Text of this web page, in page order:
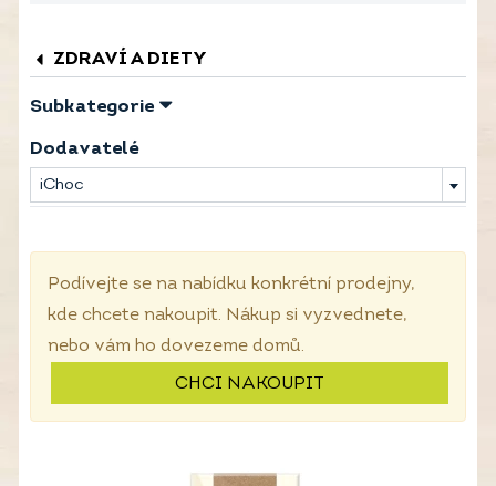
ZDRAVÍ A DIETY
Subkategorie
Dodavatelé
iChoc
Podívejte se na nabídku konkrétní prodejny,
kde chcete nakoupit. Nákup si vyzvednete,
nebo vám ho dovezeme domů.
CHCI NAKOUPIT